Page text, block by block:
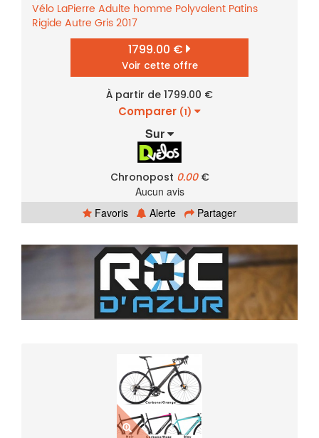
Vélo LaPierre Adulte homme Polyvalent Patins
Rigide Autre Gris2017
1799.00 €
Voir cette offre
À partir de 1799.00 €
Comparer (1)
Sur
Chronopost 0.00€
Aucun avis
Favoris
Alerte Partager